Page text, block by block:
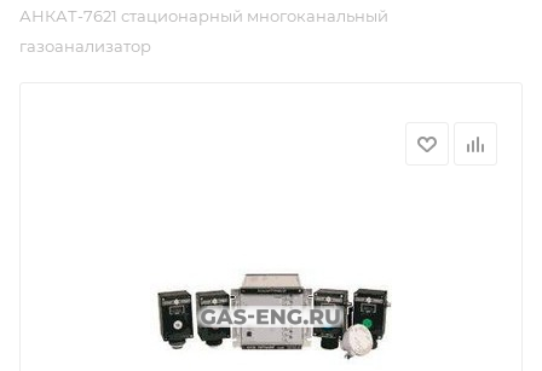
АНКАТ-7621 стационарный многоканальный
газоанализатор